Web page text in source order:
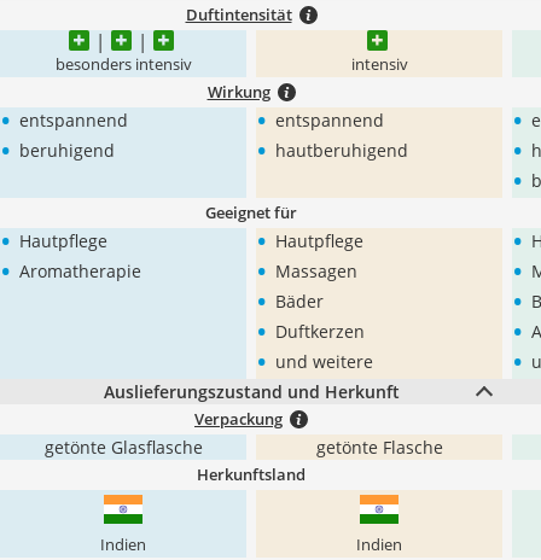
Duftintensität
besonders intensiv intensiv
Wirkung
• entspannend
• beruhigend
• entspannend
• hautberuhigend
•
•
•
Geeignet für
• Hautpflege
• Aromatherapie
• Hautpflege
• Massagen
• Bäder
• Duftkerzen
• und weitere
•
•
•
•
•
Auslieferungszustand und Herkunft
Verpackung
getönte Glasflasche getönte Flasche
Herkunftsland
Indien Indien